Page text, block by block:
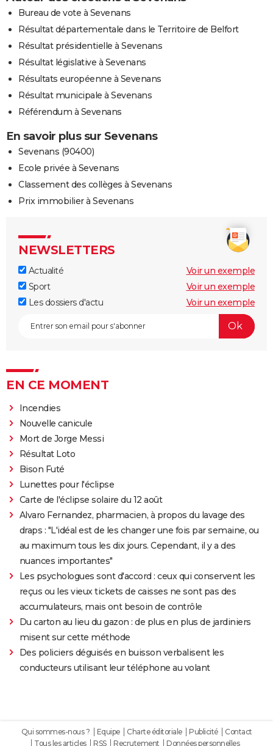
Bureau de vote à Sevenans
Résultat départementale dans le Territoire de Belfort
Résultat présidentielle à Sevenans
Résultat législative à Sevenans
Résultats européenne à Sevenans
Résultat municipale à Sevenans
Référendum à Sevenans
En savoir plus sur Sevenans
Sevenans (90400)
Ecole privée à Sevenans
Classement des collèges à Sevenans
Prix immobilier à Sevenans
NEWSLETTERS
Actualité
Voir un exemple
Sport
Voir un exemple
Les dossiers d'actu
Voir un exemple
EN CE MOMENT
Incendies
Nouvelle canicule
Mort de Jorge Messi
Résultat Loto
Bison Futé
Lunettes pour l'éclipse
Carte de l'éclipse solaire du 12 août
Alvaro Fernandez, pharmacien, à propos du lavage des
draps : "L'idéal est de les changer une fois par semaine, ou
au maximum tous les dix jours. Cependant, il y a des
nuances importantes"
Les psychologues sont d'accord : ceux qui conservent les
reçus ou les vieux tickets de caisses ne sont pas des
accumulateurs, mais ont besoin de contrôle
Du carton au lieu du gazon : de plus en plus de jardiniers
misent sur cette méthode
Des policiers déguisés en buisson verbalisent les
conducteurs utilisant leur téléphone au volant
Qui sommes-nous ? Equipe Charte éditoriale Publicité
Contact
Tous les articles
RSS Recrutement Données personnelles